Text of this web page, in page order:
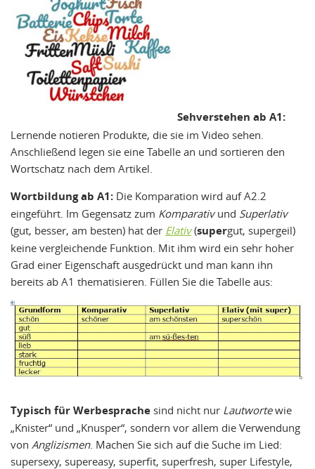
Sehverstehen ab A1:
Lernende notieren Produkte, die sie im Video sehen.
Anschließend legen sie eine Tabelle an und sortieren den
Wortschatz nach dem Artikel.
Wortbildung ab A1: Die Komparation wird auf A2.2
eingeführt. Im Gegensatz zum Komparativund Superlativ
(gut, besser, am besten) hat der Elativ(supergut, supergeil)
keine vergleichende Funktion. Mit ihm wird ein sehr hoher
Grad einer Eigenschaft ausgedrückt und man kann ihn
bereits ab A1 thematisieren. Füllen Sie die Tabelle aus:
Typisch für Werbesprache sind nicht nur Lautwortewie
„Knister“ und „Knusper“, sondern vor allem die Verwendung
von Anglizismen. Machen Sie sich auf die Suche im Lied:
supersexy, supereasy, superfit, superfresh, super Lifestyle,